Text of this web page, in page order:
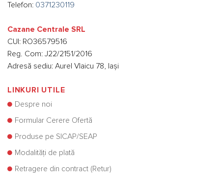
Telefon: 0371230119
Cazane Centrale SRL
CUI: RO36579516
Reg. Com: J22/2151/2016
Adresă sediu: Aurel Vlaicu 78, Iași
LINKURI UTILE
Despre noi
Formular Cerere Ofertă
Produse pe SICAP/SEAP
Modalități de plată
Retragere din contract (Retur)